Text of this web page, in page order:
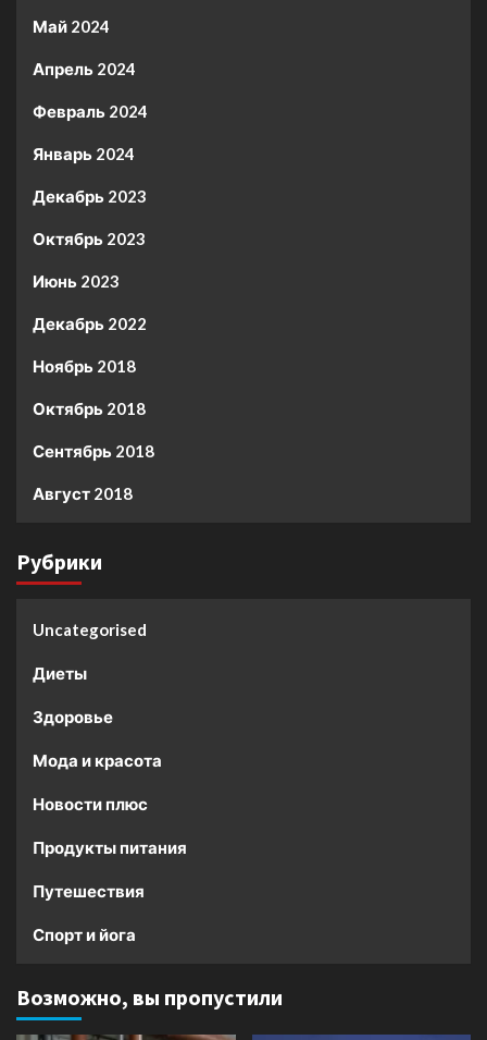
Май 2024
Апрель 2024
Февраль 2024
Январь 2024
Декабрь 2023
Октябрь 2023
Июнь 2023
Декабрь 2022
Ноябрь 2018
Октябрь 2018
Сентябрь 2018
Август 2018
Рубрики
Uncategorised
Диеты
Здоровье
Мода и красота
Новости плюс
Продукты питания
Путешествия
Спорт и йога
Возможно, вы пропустили